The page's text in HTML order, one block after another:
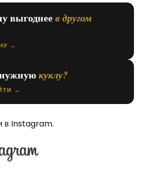
выгоднеев другом
→
куклу?
→
в Instagram.